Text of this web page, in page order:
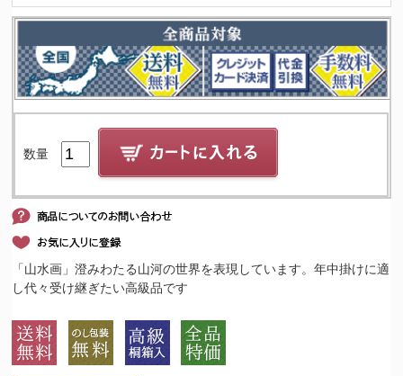
数量
「山水画」澄みわたる山河の世界を表現しています。年中掛けに適
し代々受け継ぎたい高級品です